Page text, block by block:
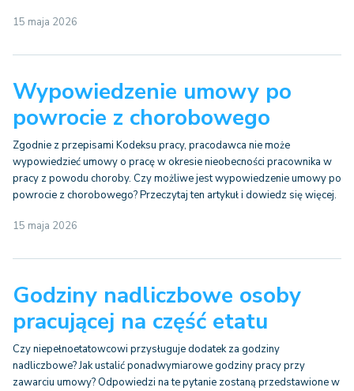
15 maja 2026
Wypowiedzenie umowy po
powrocie z chorobowego
Zgodnie z przepisami Kodeksu pracy, pracodawca nie może
wypowiedzieć umowy o pracę w okresie nieobecności pracownika w
pracy z powodu choroby. Czy możliwe jest wypowiedzenie umowy po
powrocie z chorobowego? Przeczytaj ten artykuł i dowiedz się więcej.
15 maja 2026
Godziny nadliczbowe osoby
pracującej na część etatu
Czy niepełnoetatowcowi przysługuje dodatek za godziny
nadliczbowe? Jak ustalić ponadwymiarowe godziny pracy przy
zawarciu umowy? Odpowiedzi na te pytanie zostaną przedstawione w